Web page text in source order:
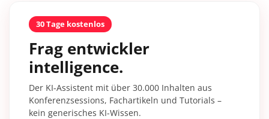
30 Tage kostenlos
Frag entwickler
intelligence.
Der KI-Assistent mit über 30.000 Inhalten aus
Konferenzsessions, Fachartikeln und Tutorials –
kein generisches KI-Wissen.